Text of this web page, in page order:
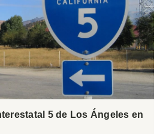
5 de Los Ángeles en